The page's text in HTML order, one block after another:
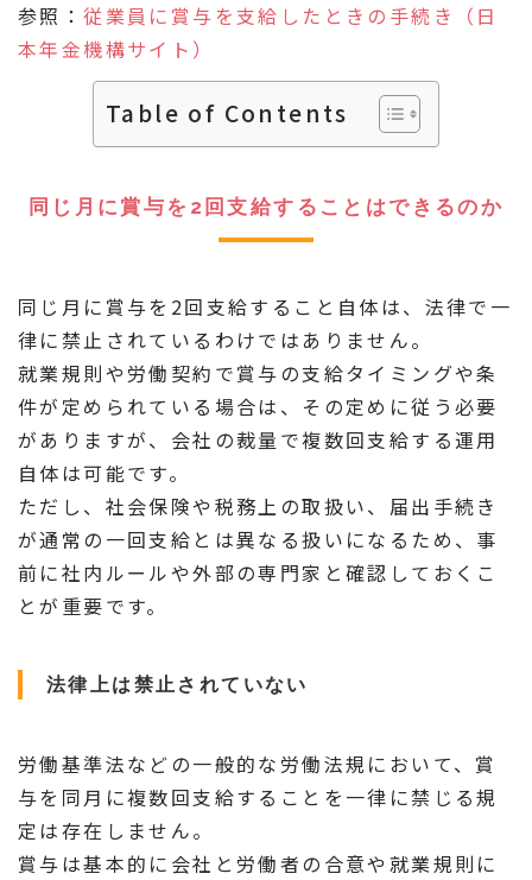
参照：従業員に賞与を支給したときの手続き（日
本年金機構サイト）
Table of Contents
同じ月に賞与を2回支給することはできるのか
同じ月に賞与を2回支給すること自体は、法律で一
律に禁止されているわけではありません。
就業規則や労働契約で賞与の支給タイミングや条
件が定められている場合は、その定めに従う必要
がありますが、会社の裁量で複数回支給する運用
自体は可能です。
ただし、社会保険や税務上の取扱い、届出手続き
が通常の一回支給とは異なる扱いになるため、事
前に社内ルールや外部の専門家と確認しておくこ
とが重要です。
法律上は禁止されていない
労働基準法などの一般的な労働法規において、賞
与を同月に複数回支給することを一律に禁じる規
定は存在しません。
賞与は基本的に会社と労働者の合意や就業規則に